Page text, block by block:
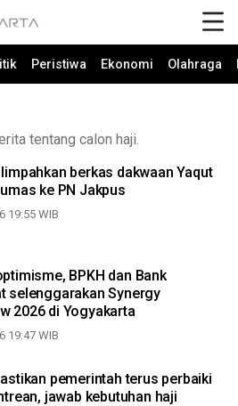
Peristiwa Ekonomi Olahraga
tentang calon haji.
limpahkan berkas dakwaan Yaqut
ke PN Jakpus
19:55 WIB
BPKH dan Bank
selenggarakan Synergy
2026 di Yogyakarta
19:47 WIB
pemerintah terus perbaiki
jawab kebutuhan haji